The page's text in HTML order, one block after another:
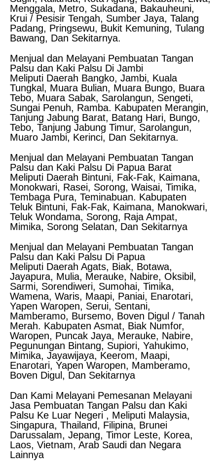
Menggala, Metro, Sukadana, Bakauheuni,
Krui / Pesisir Tengah, Sumber Jaya, Talang
Padang, Pringsewu, Bukit Kemuning, Tulang
Bawang, Dan Sekitarnya.
Menjual dan Melayani Pembuatan Tangan
Palsu dan Kaki Palsu Di Jambi
Meliputi Daerah Bangko, Jambi, Kuala
Tungkal, Muara Bulian, Muara Bungo, Buara
Tebo, Muara Sabak, Sarolangun, Sengeti,
Sungai Penuh, Ramba. Kabupaten Merangin,
Tanjung Jabung Barat, Batang Hari, Bungo,
Tebo, Tanjung Jabung Timur, Sarolangun,
Muaro Jambi, Kerinci, Dan Sekitarnya.
Menjual dan Melayani Pembuatan Tangan
Palsu dan Kaki Palsu Di Papua Barat
Meliputi Daerah Bintuni, Fak-Fak, Kaimana,
Monokwari, Rasei, Sorong, Waisai, Timika,
Tembaga Pura, Teminabuan. Kabupaten
Teluk Bintuni, Fak-Fak, Kaimana, Manokwari,
Teluk Wondama, Sorong, Raja Ampat,
Mimika, Sorong Selatan, Dan Sekitarnya
Menjual dan Melayani Pembuatan Tangan
Palsu dan Kaki Palsu Di Papua
Meliputi Daerah Agats, Biak, Botawa,
Jayapura, Mulia, Merauke, Nabire, Oksibil,
Sarmi, Sorendiweri, Sumohai, Timika,
Wamena, Waris, Maapi, Paniai, Enarotari,
Yapen Waropen, Serui, Sentani,
Mamberamo, Bursemo, Boven Digul / Tanah
Merah. Kabupaten Asmat, Biak Numfor,
Waropen, Puncak Jaya, Merauke, Nabire,
Pegunungan Bintang, Supiori, Yahukimo,
Mimika, Jayawijaya, Keerom, Maapi,
Enarotari, Yapen Waropen, Mamberamo,
Boven Digul, Dan Sekitarnya
Dan Kami Melayani Pemesanan Melayani
Jasa Pembuatan Tangan Palsu dan Kaki
Palsu Ke Luar Negeri , Meliputi Malaysia,
Singapura, Thailand, Filipina, Brunei
Darussalam, Jepang, Timor Leste, Korea,
Laos, Vietnam, Arab Saudi dan Negara
Lainnya